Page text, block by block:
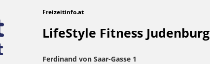
Freizeitinfo.at
LifeStyle Fitness Judenburg
Ferdinand von Saar-Gasse 1